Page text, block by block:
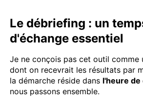
Le débriefing : un
d'échange essentiel
Je ne conçois pas cet outil comme
dont on recevrait les résultats par
la démarche réside dans l'heure
nous passons ensemble.